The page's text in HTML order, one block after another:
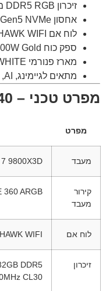
זיכרון DDR5 RGB מהיר במיוחד בתזמוני CL30
אחסון PCIe Gen5 NVMe מהיר במיוחד
לוח אם MSI MAG X870 TOMAHAWK WIFI
ספק כוח 1200W Gold איכותי בתקן מתקדם
מארז פנורמי DEEPCOOL CG530 4F WHITE
מתאים לגיימינג, AI, סטרימינג ויצירת תוכן מקצועית
מפרט טכני – TNAGEAMD140
מפרט
מעבד 9800X3D
קירור
מעבד
360 ARGB
לוח אם WIFI
זיכרון
DDR5
CL30